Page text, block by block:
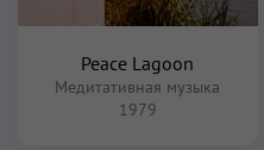
Peace Lagoon
Медитативная музыка
1979